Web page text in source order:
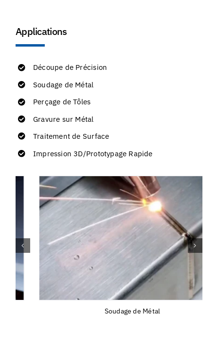
Applications
Découpe de Précision
Soudage de Métal
Perçage de Tôles
Gravure sur Métal
Traitement de Surface
Impression 3D/Prototypage Rapide
Soudage de Métal